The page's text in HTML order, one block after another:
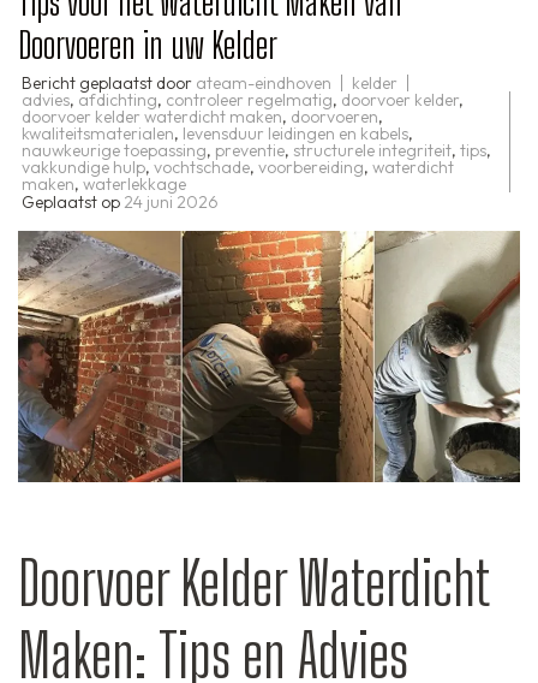
Doorvoeren in uw Kelder
Bericht geplaatst door ateam-eindhoven kelder
advies, afdichting, controleer regelmatig, doorvoer kelder,
doorvoer kelder waterdicht maken, doorvoeren,
kwaliteitsmaterialen, levensduur leidingen en kabels,
nauwkeurige toepassing, preventie, structurele integriteit, tips,
vakkundige hulp,vochtschade, voorbereiding, waterdicht
maken, waterlekkage
Geplaatst op 24 juni 2026
Doorvoer Kelder Waterdicht
Maken: Tips en Advies